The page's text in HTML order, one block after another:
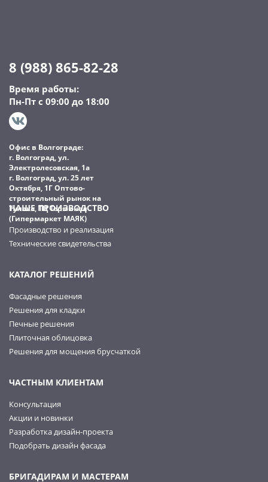
8 (988) 865-82-28
Время работы:
Пн-Пт с 09:00 до 18:00
Офис в Волгограде:
г. Волгоград, ул.
Электролесовская, 1а
г. Волгоград, ул. 25 лет
Октября, 1Г Оптово-
строительный рынок на
Тулака, ТЦ Терминал
(Гипермаркет МАЯК)
НАШЕ ПРОИЗВОДСТВО
Производство и реализация
Технические свидетельства
КАТАЛОГ РЕШЕНИЙ
Фасадные решения
Решения для кладки
Печные решения
Плиточная облицовка
Решения для мощения брусчаткой
ЧАСТНЫМ КЛИЕНТАМ
Консультация
Акции и новинки
Разработка дизайн-проекта
Подобрать дизайн фасада
БРИГАДИРАМ И МАСТЕРАМ